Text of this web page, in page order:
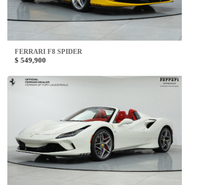
FERRARI F8 SPIDER
$ 549,900